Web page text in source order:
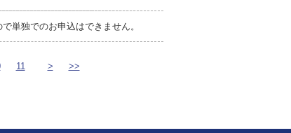
単独でのお申込はできません。
11 > >>